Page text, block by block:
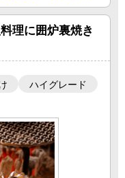
理に囲炉裏焼き
ハイグレード